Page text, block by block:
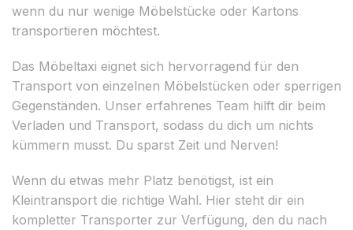
wenn du nur wenige Möbelstücke oder Kartons
transportieren möchtest.
Das Möbeltaxi eignet sich hervorragend für den
Transport von einzelnen Möbelstücken oder sperrigen
Gegenständen. Unser erfahrenes Team hilft dir beim
Verladen und Transport, sodass du dich um nichts
kümmern musst. Du sparst Zeit und Nerven!
Wenn du etwas mehr Platz benötigst, ist ein
Kleintransport die richtige Wahl. Hier steht dir ein
kompletter Transporter zur Verfügung, den du nach